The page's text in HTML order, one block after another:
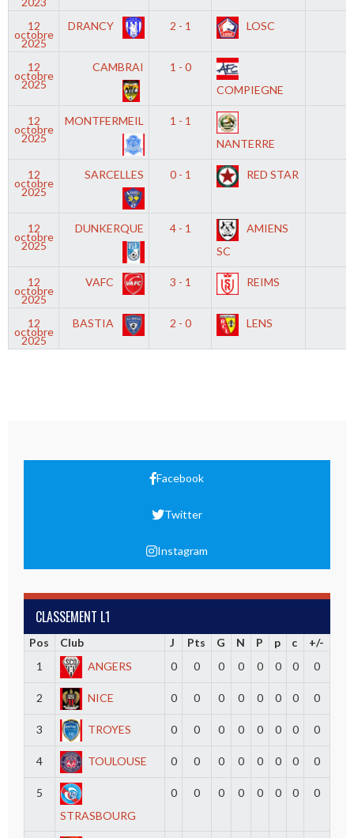
12
octobre
2025
DRANCY 2 - 1 LOSC
12
octobre
2025
CAMBRAI
1 - 0
COMPIEGNE
12
octobre
2025
MONTFERMEIL
1 - 1
NANTERRE
12
octobre
2025
SARCELLES 0 - 1 RED STAR
12
octobre
2025
DUNKERQUE 4 - 1
AMIENS
SC
12
octobre
2025
VAFC 3 - 1 REIMS
12
octobre
2025
BASTIA 2 - 0 LENS
Facebook
Twitter
Instagram
CLASSEMENT L1
Pos Club J Pts G N P p c
+/-
1
ANGERS 0 0 0 0 0 0 0 0
2 NICE 0 0 0 0 0 0 0 0
3 TROYES 0 0 0 0 0 0 0 0
4 TOULOUSE 0 0 0 0 0 0 0 0
5
STRASBOURG
0 0 0 0 0 0 0 0